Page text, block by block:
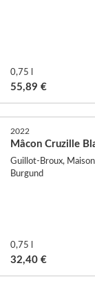
0,75 l
55,89 €
2022
Mâcon Cruzille
Guillot-Broux,
Burgund
0,75 l
32,40 €